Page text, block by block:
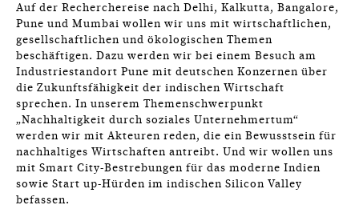
Auf der Recherchereise nach Delhi, Kalkutta, Bangalore,
Pune und Mumbai wollen wir uns mit wirtschaftlichen,
gesellschaftlichen und ökologischen Themen
beschäftigen. Dazu werden wir bei einem Besuch am
Industriestandort Pune mit deutschen Konzernen über
die Zukunftsfähigkeit der indischen Wirtschaft
sprechen. In unserem Themenschwerpunkt
„Nachhaltigkeit durch soziales Unternehmertum“
werden wir mit Akteuren reden, die ein Bewusstsein für
nachhaltiges Wirtschaften antreibt. Und wir wollen uns
mit Smart City-Bestrebungen für das moderne Indien
sowie Start up-Hürden im indischen Silicon Valley
befassen.